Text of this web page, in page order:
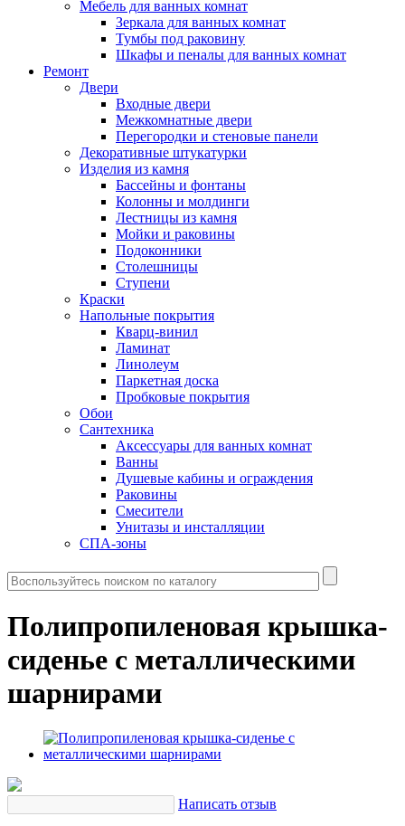
Мебель для ванных комнат
Зеркала для ванных комнат
Тумбы под раковину
Шкафы и пеналы для ванных комнат
Ремонт
Двери
Входные двери
Межкомнатные двери
Перегородки и стеновые панели
Декоративные штукатурки
Изделия из камня
Бассейны и фонтаны
Колонны и молдинги
Лестницы из камня
Мойки и раковины
Подоконники
Столешницы
Ступени
Краски
Напольные покрытия
Кварц-винил
Ламинат
Линолеум
Паркетная доска
Пробковые покрытия
Обои
Сантехника
Аксессуары для ванных комнат
Ванны
Душевые кабины и ограждения
Раковины
Смесители
Унитазы и инсталляции
СПА-зоны
Полипропиленовая крышка-
сиденье с металлическими
шарнирами
Написать отзыв